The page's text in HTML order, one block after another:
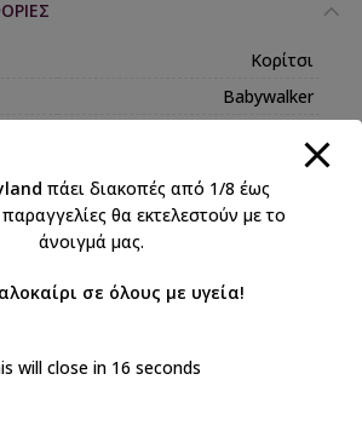
Κορίτσι
Babywalker
πάει διακοπές από 1/8 έως
θα εκτελεστούν με το
άνοιγμά μας.
σε όλους με υγεία!
will close in 15 seconds